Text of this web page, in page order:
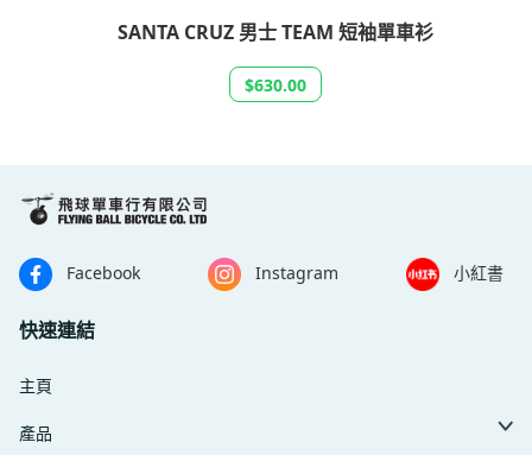
SANTA CRUZ 男士 TEAM 短袖單車衫
$630.00
Facebook Instagram 小紅書
快速連結
主頁
產品